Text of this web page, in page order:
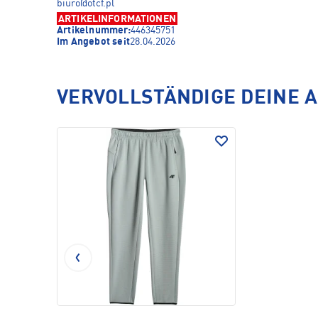
biuro@otcf.pl
ARTIKELINFORMATIONEN
Artikelnummer:446345751
Im Angebot seit28.04.2026
VERVOLLSTÄNDIGE DEINE